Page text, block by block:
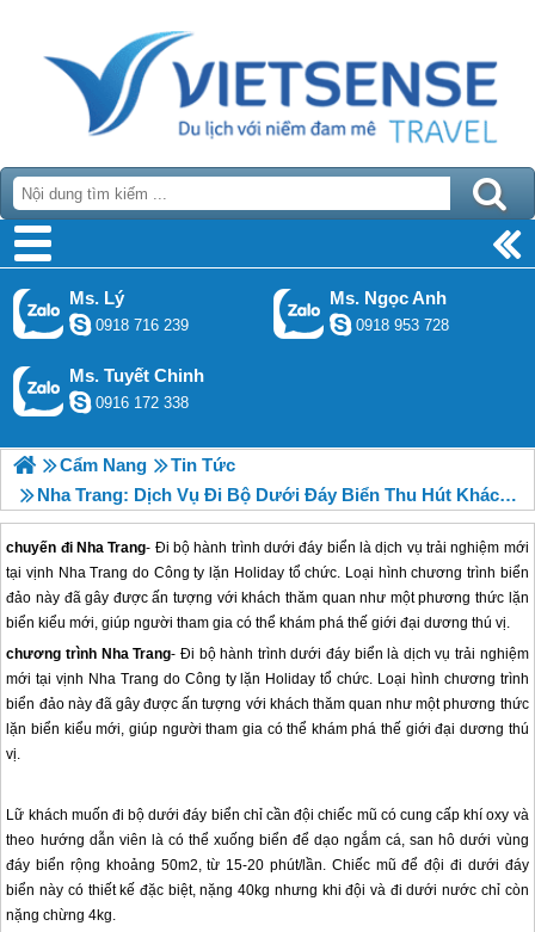
Ms. Lý
0918 716 239
Ms. Ngọc Anh
0918 953 728
Ms. Tuyết Chinh
0916 172 338
Cẩm Nang
Tin Tức
Nha Trang: Dịch Vụ Đi Bộ Dưới Đáy Biển Thu Hút Khách Thăm Quan
chuyến đi Nha Trang- Đi bộ hành trình dưới đáy biển là dịch vụ trải nghiệm mới
tại vịnh Nha Trang do Công ty lặn Holiday tổ chức. Loại hình chương trình biển
đảo này đã gây được ấn tượng với khách thăm quan như một phương thức lặn
biển kiểu mới, giúp người tham gia có thể khám phá thế giới đại dương thú vị.
chương trình Nha Trang- Đi bộ hành trình dưới đáy biển là dịch vụ trải nghiệm
mới tại vịnh Nha Trang do Công ty lặn Holiday tổ chức. Loại hình chương trình
biển đảo này đã gây được ấn tượng với khách thăm quan như một phương thức
lặn biển kiểu mới, giúp người tham gia có thể khám phá thế giới đại dương thú
vị.
Lữ khách muốn đi bộ dưới đáy biển chỉ cần đội chiếc mũ có cung cấp khí oxy và
theo hướng dẫn viên là có thể xuống biển để dạo ngắm cá, san hô dưới vùng
đáy biển rộng khoảng 50m2, từ 15-20 phút/lần. Chiếc mũ để đội đi dưới đáy
biển này có thiết kế đặc biệt, nặng 40kg nhưng khi đội và đi dưới nước chỉ còn
nặng chừng 4kg.